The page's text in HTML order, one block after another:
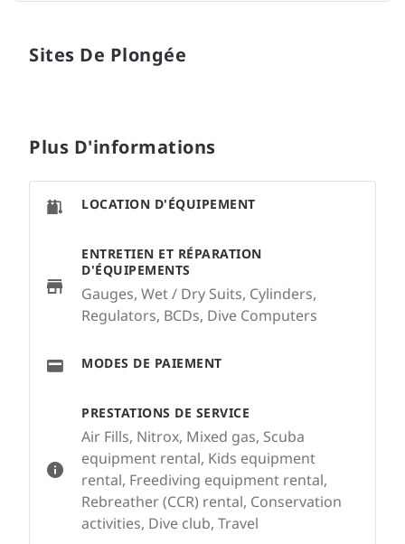
Sites De Plongée
Plus D'informations
PRESTATIONS DE SERVICE
Air Fills, Nitrox, Mixed gas, Scuba
equipment rental, Kids equipment
rental, Freediving equipment rental,
Rebreather (CCR) rental, Conservation
activities, Dive club, Travel
LOCATION D'ÉQUIPEMENT
ENTRETIEN ET RÉPARATION
D'ÉQUIPEMENTS
Gauges, Wet / Dry Suits, Cylinders,
Regulators, BCDs, Dive Computers
MODES DE PAIEMENT